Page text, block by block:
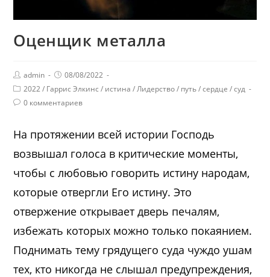
Оценщик металла
admin
08/08/2022
2022 / Гаррис Элкинс / истина / Лидерство / путь / сердце / суд
0 комментариев
На протяжении всей истории Господь
возвышал голоса в критические моменты,
чтобы с любовью говорить истину народам,
которые отвергли Его истину. Это
отвержение открывает дверь печалям,
избежать которых можно только покаянием.
Поднимать тему грядущего суда чуждо ушам
тех, кто никогда не слышал предупреждения,